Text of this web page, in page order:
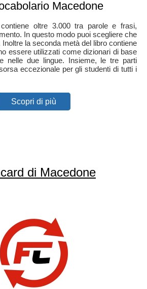
Macedone
oltre 3.000 tra parole e frasi,
In questo modo puoi scegliere che
la seconda metà del libro contiene
essere utilizzati come dizionari di base
nelle due lingue. Insieme, le tre parti
eccezionale per gli studenti di tutti i
Scopri di più
di Macedone